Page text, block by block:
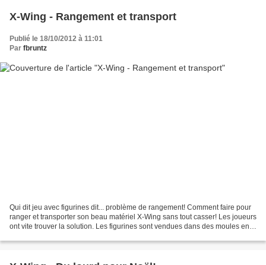
X-Wing - Rangement et transport
Publié le 18/10/2012 à 11:01
Par fbruntz
Qui dit jeu avec figurines dit... problème de rangement! Comment faire pour
ranger et transporter son beau matériel X-Wing sans tout casser! Les joueurs
ont vite trouver la solution. Les figurines sont vendues dans des moules en